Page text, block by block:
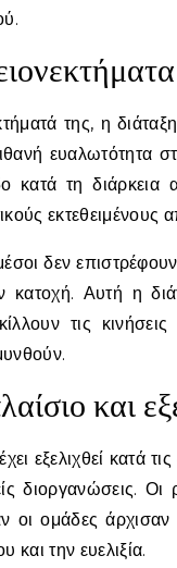
της, η
ευαλωτότητα
κατά τη διάρκεια
δεν
κατοχή. Αυτή η
τις
και
εξελιχθεί κατά
διοργανώσεις.
ομάδες άρχισαν
και την ευελιξία.